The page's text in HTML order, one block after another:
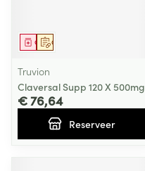
Op voorschrift
Geneesmiddel
Truvion
Claversal Supp 120 X 500mg
€ 76,64
Reserveer